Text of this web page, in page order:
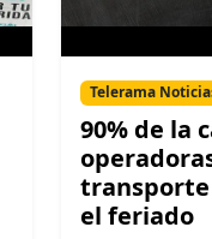
Telerama
90% de la
el feriado